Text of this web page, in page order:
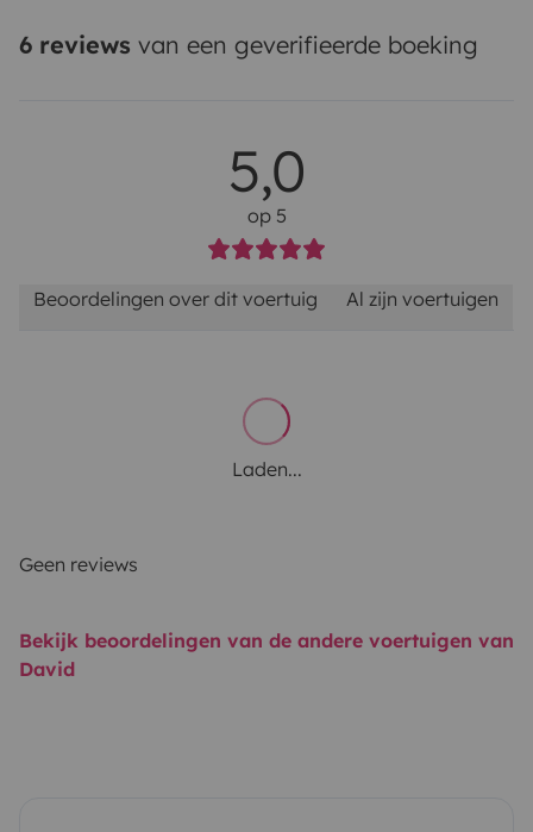
6 reviews van een geverifieerde boeking
5,0
op 5
Beoordelingen over dit voertuig Al zijn voertuigen
Laden...
Geen reviews
Bekijk beoordelingen van de andere voertuigen van
David